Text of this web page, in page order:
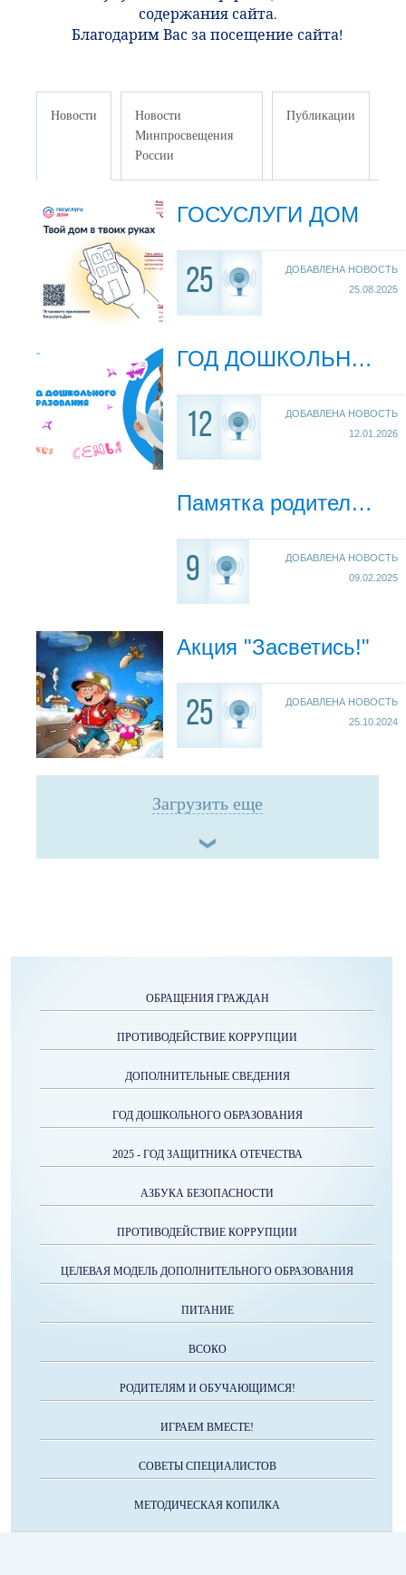
содержания сайта.
Благодарим Вас за посещение сайта!
Новости
Новости
Минпросвещения
России
Публикации
ГОСУСЛУГИ ДОМ
25
ДОБАВЛЕНА НОВОСТЬ
25.08.2025
ГОД ДОШКОЛЬНОГО ОБРАЗОВАНИЯ
12
ДОБАВЛЕНА НОВОСТЬ
12.01.2026
Памятка родителям "Профилактика Гриппа и ОРВИ"
9
ДОБАВЛЕНА НОВОСТЬ
09.02.2025
Акция "Засветись!"
25
ДОБАВЛЕНА НОВОСТЬ
25.10.2024
Загрузить еще
ОБРАЩЕНИЯ ГРАЖДАН
ПРОТИВОДЕЙСТВИЕ КОРРУПЦИИ
ДОПОЛНИТЕЛЬНЫЕ СВЕДЕНИЯ
ГОД ДОШКОЛЬНОГО ОБРАЗОВАНИЯ
2025 - ГОД ЗАЩИТНИКА ОТЕЧЕСТВА
АЗБУКА БЕЗОПАСНОСТИ
ПРОТИВОДЕЙСТВИЕ КОРРУПЦИИ
ЦЕЛЕВАЯ МОДЕЛЬ ДОПОЛНИТЕЛЬНОГО ОБРАЗОВАНИЯ
ПИТАНИЕ
ВСОКО
РОДИТЕЛЯМ И ОБУЧАЮЩИМСЯ!
ИГРАЕМ ВМЕСТЕ!
СОВЕТЫ СПЕЦИАЛИСТОВ
МЕТОДИЧЕСКАЯ КОПИЛКА